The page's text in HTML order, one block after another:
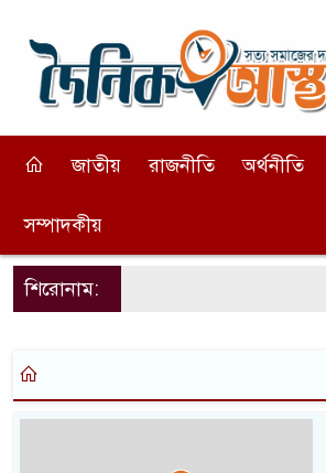
জাতীয় রাজনীতি অর্থনীতি
সম্পাদকীয়
শিরোনাম: